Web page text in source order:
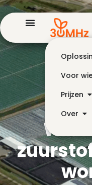
Voor
Prijzen
Over